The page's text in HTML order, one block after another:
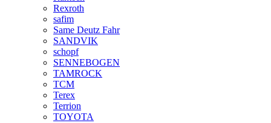
Rexroth
safim
Same Deutz Fahr
SANDVIK
schopf
SENNEBOGEN
TAMROCK
TCM
Terex
Terrion
TOYOTA